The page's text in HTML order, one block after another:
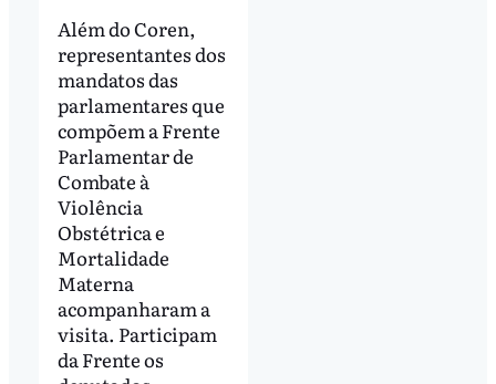
Além do Coren,
representantes dos
mandatos das
parlamentares que
compõem a Frente
Parlamentar de
Combate à
Violência
Obstétrica e
Mortalidade
Materna
acompanharam a
visita. Participam
da Frente os